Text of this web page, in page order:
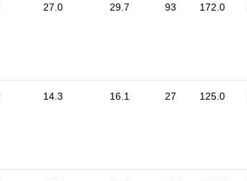
27.0 29.7 93 172.0
14.3 16.1 27 125.0